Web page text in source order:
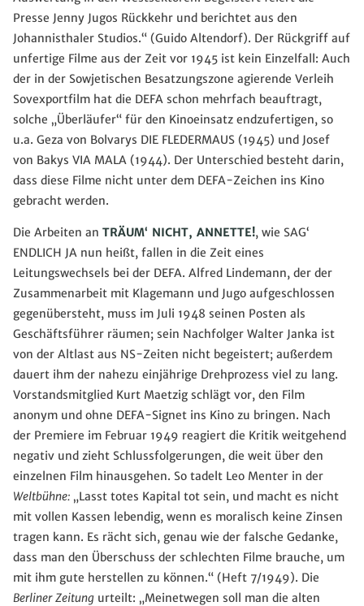
Presse Jenny Jugos Rückkehr und berichtet aus den
Johannisthaler Studios.“ (Guido Altendorf). Der Rückgriff auf
unfertige Filme aus der Zeit vor 1945 ist kein Einzelfall: Auch
der in der Sowjetischen Besatzungszone agierende Verleih
Sovexportfilm hat die DEFA schon mehrfach beauftragt,
solche „Überläufer“ für den Kinoeinsatz endzufertigen, so
u.a. Geza von Bolvarys DIE FLEDERMAUS (1945) und Josef
von Bakys VIA MALA (1944). Der Unterschied besteht darin,
dass diese Filme nicht unter dem DEFA-Zeichen ins Kino
gebracht werden.
Die Arbeiten an TRÄUM‘ NICHT, ANNETTE!, wie SAG‘
ENDLICH JA nun heißt, fallen in die Zeit eines
Leitungswechsels bei der DEFA. Alfred Lindemann, der der
Zusammenarbeit mit Klagemann und Jugo aufgeschlossen
gegenübersteht, muss im Juli 1948 seinen Posten als
Geschäftsführer räumen; sein Nachfolger Walter Janka ist
von der Altlast aus NS-Zeiten nicht begeistert; außerdem
dauert ihm der nahezu einjährige Drehprozess viel zu lang.
Vorstandsmitglied Kurt Maetzig schlägt vor, den Film
anonym und ohne DEFA-Signet ins Kino zu bringen. Nach
der Premiere im Februar 1949 reagiert die Kritik weitgehend
negativ und zieht Schlussfolgerungen, die weit über den
einzelnen Film hinausgehen. So tadelt Leo Menter in der
Weltbühne: „Lasst totes Kapital tot sein, und macht es nicht
mit vollen Kassen lebendig, wenn es moralisch keine Zinsen
tragen kann. Es rächt sich, genau wie der falsche Gedanke,
dass man den Überschuss der schlechten Filme brauche, um
mit ihm gute herstellen zu können.“ (Heft 7/1949). Die
Berliner Zeitung urteilt: „Meinetwegen soll man die alten